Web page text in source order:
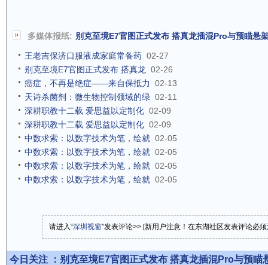
多媒体报纸: 别克至境E7官图正式发布 搭真龙插混Pro与预瞄悬
王老吉保济口服液成家庭常备药 02-27
别克至境E7官图正式发布 搭真龙 02-26
癌症，不再是绝症——来自保抵力
02-13
天诗杀菌剂：微生物控制领域的绿 02-11
深耕职教十二载 爱思益以定制化 02-09
深耕职教十二载 爱思益以定制化 02-09
中数求索：以数字技术为笔，绘就 02-05
中数求索：以数字技术为笔，绘就 02-05
中数求索：以数字技术为笔，绘就 02-05
中数求索：以数字技术为笔，绘就 02-05
请进入“深圳视窗”发表评论>> [新用户注意！在东湖社区发表评论必须
今日关注 ： 别克至境E7官图正式发布 搭真龙插混Pro与预瞄